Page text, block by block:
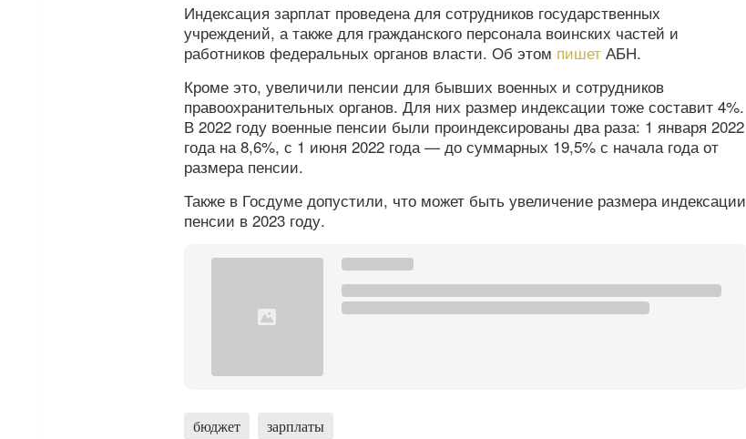
Индексация зарплат проведена для сотрудников государственных
учреждений, а также для гражданского персонала воинских частей и
работников федеральных органов власти. Об этом пишет АБН.
Кроме это, увеличили пенсии для бывших военных и сотрудников
правоохранительных органов. Для них размер индексации тоже составит 4%.
В 2022 году военные пенсии были проиндексированы два раза: 1 января 2022
года на 8,6%, с 1 июня 2022 года — до суммарных 19,5% с начала года от
размера пенсии.
Также в Госдуме допустили, что может быть увеличение размера индексации
пенсии в 2023 году.
бюджет зарплаты